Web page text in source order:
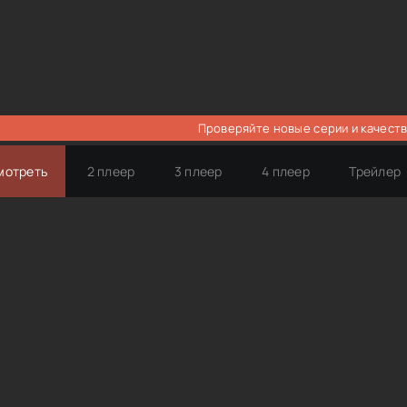
Проверяйте новые серии и
2 плеер 3 плеер 4 плеер Трейлер